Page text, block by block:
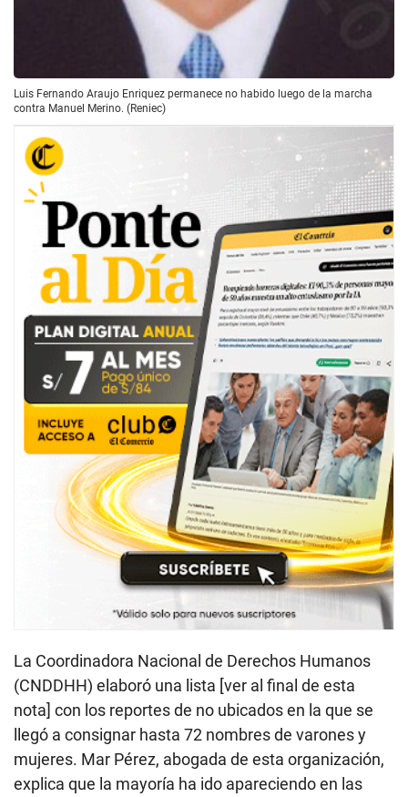
Luis Fernando Araujo Enriquez permanece no habido luego de la marcha
contra Manuel Merino. (Reniec)
La Coordinadora Nacional de Derechos Humanos
(CNDDHH) elaboró una lista [ver al final de esta
nota] con los reportes de no ubicados en la que se
llegó a consignar hasta 72 nombres de varones y
mujeres. Mar Pérez, abogada de esta organización,
explica que la mayoría ha ido apareciendo en las